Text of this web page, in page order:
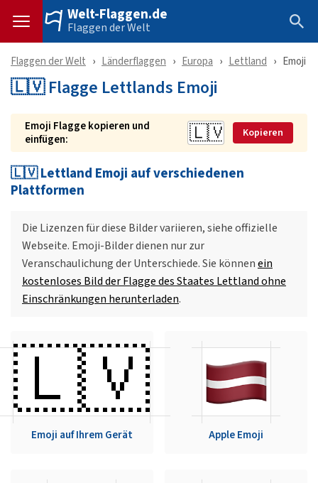
Welt-Flaggen.de
Flaggen der Welt
Flaggen der Welt Länderflaggen Europa Lettland Emoji
🇱🇻 Flagge Lettlands Emoji
Emoji Flagge kopieren und
einfügen:
Kopieren
🇱🇻 Lettland Emoji auf verschiedenen
Plattformen
Die Lizenzen für diese Bilder variieren, siehe offizielle
Webseite. Emoji-Bilder dienen nur zur
Veranschaulichung der Unterschiede. Sie könnenein
kostenloses Bild der Flagge des Staates Lettland ohne
Einschränkungen herunterladen.
🇱🇻
Emoji auf Ihrem Gerät Apple Emoji